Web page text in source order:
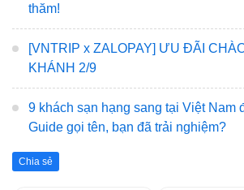
thăm!
[VNTRIP x ZALOPAY] ƯU ĐÃI
KHÁNH 2/9
9 khách sạn hạng sang tại Việt Nam
Guide gọi tên, bạn đã trải nghiệm?
Chia sẻ